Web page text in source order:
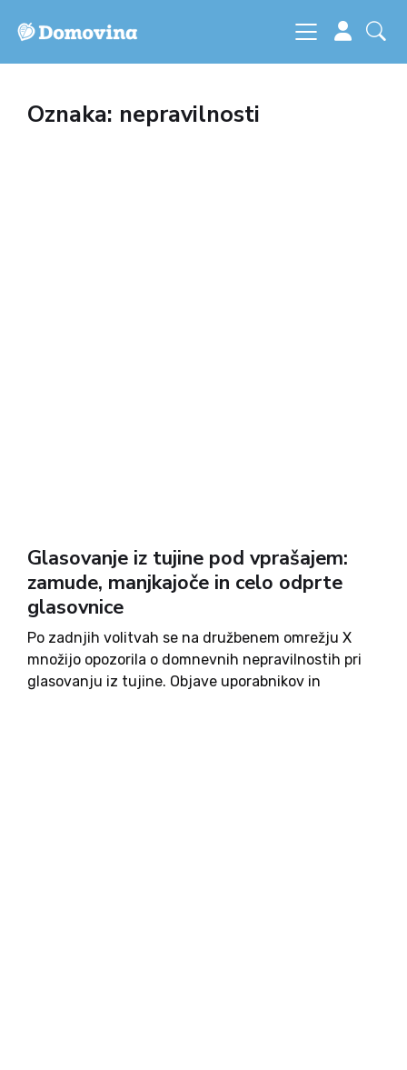
Oznaka: nepravilnosti
Glasovanje iz tujine pod vprašajem:
zamude, manjkajoče in celo odprte
glasovnice
Po zadnjih volitvah se na družbenem omrežju X
množijo opozorila o domnevnih nepravilnostih pri
glasovanju iz tujine. Objave uporabnikov in